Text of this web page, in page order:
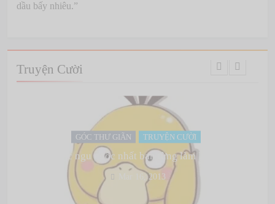
dầu bấy nhiêu.”
Truyện Cười
GÓC THƯ GIÃN TRUYỆN CƯỜI
Việc ngu ngốc nhất bạn từng làm là gì?
Mar 16, 2013